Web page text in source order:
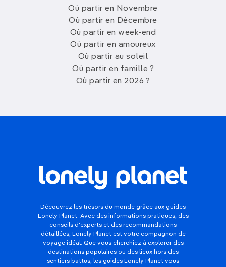
Où partir en Novembre
Où partir en Décembre
Où partir en week-end
Où partir en amoureux
Où partir au soleil
Où partir en famille ?
Où partir en 2026 ?
Découvrez les trésors du monde grâce aux guides
Lonely Planet. Avec des informations pratiques, des
conseils d'experts et des recommandations
détaillées, Lonely Planet est votre compagnon de
voyage idéal. Que vous cherchiez à explorer des
destinations populaires ou des lieux hors des
sentiers battus, les guides Lonely Planet vous